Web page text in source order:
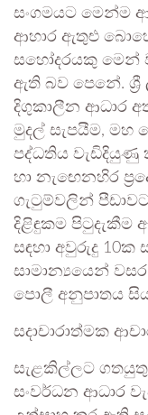
සංගමයට මෙන්ම
ආහාර ඇතුළු
සහෝදරයකු මෙන්
ඇති බව පෙනේ. ශ්‍රී
දිගුකාලීන ආධාර
මුදල් සැපයීම, මහ
පද්ධතිය වැඩිදියුණු
හා නැඟෙනහිර
ගැටුම්වලින්
දිළිඳුකම පිටුදැකීම
සඳහා අවුරුදු
සාමාන්‍යයෙන්
පොලී අනුපාතය
සදාචාරාත්මක
සැළකිල්ලට
සංවර්ධන ආධාර